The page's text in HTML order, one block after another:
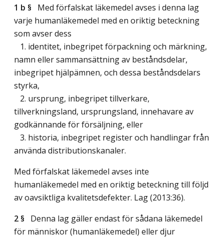
1 b § Med förfalskat läkemedel avses i denna lag
varje humanläkemedel med en oriktig beteckning
som avser dess
1. identitet, inbegripet förpackning och märkning,
namn eller sammansättning av beståndsdelar,
inbegripet hjälpämnen, och dessa beståndsdelars
styrka,
2. ursprung, inbegripet tillverkare,
tillverkningsland, ursprungsland, innehavare av
godkännande för försäljning, eller
3. historia, inbegripet register och handlingar från
använda distributionskanaler.
Med förfalskat läkemedel avses inte
humanläkemedel med en oriktig beteckning till följd
av oavsiktliga kvalitetsdefekter. Lag (2013:36).
2 § Denna lag gäller endast för sådana läkemedel
för människor (humanläkemedel) eller djur